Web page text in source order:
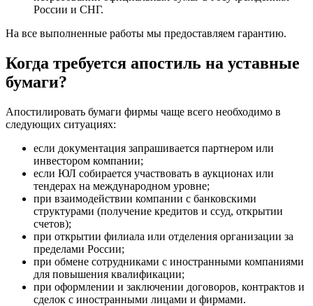
России и СНГ.
На все выполненные работы мы предоставляем гарантию.
Когда требуется апостиль на уставные
бумаги?
Апостилировать бумаги фирмы чаще всего необходимо в
следующих ситуациях:
если документация запрашивается партнером или
инвестором компании;
если ЮЛ собирается участвовать в аукционах или
тендерах на международном уровне;
при взаимодействии компании с банковскими
структурами (получение кредитов и ссуд, открытии
счетов);
при открытии филиала или отделения организации за
пределами России;
при обмене сотрудниками с иностранными компаниями
для повышения квалификации;
при оформлении и заключении договоров, контрактов и
сделок с иностранными лицами и фирмами.